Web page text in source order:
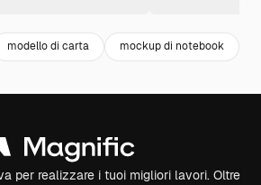
modello di carta mockup di notebook
per realizzare i tuoi migliori lavori. Oltre